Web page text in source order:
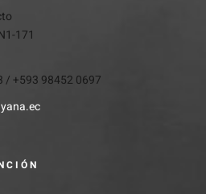
171
/ +593 98452 0697